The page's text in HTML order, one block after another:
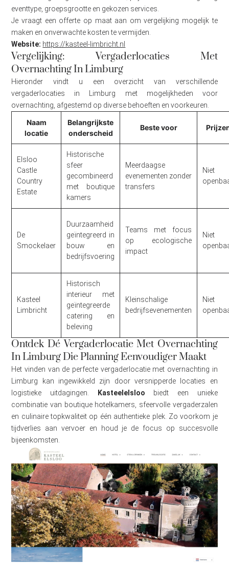
eventtype, groepsgrootte en gekozen services.
Je vraagt een offerte op maat aan om vergelijking mogelijk te
maken en onverwachte kosten te vermijden.
Website: https://kasteel-limbricht.nl
Vergelijking: Vergaderlocaties Met
Overnachting In Limburg
Hieronder vindt u een overzicht van verschillende
vergaderlocaties in Limburg met mogelijkheden voor
overnachting, afgestemd op diverse behoeften en voorkeuren.
Naam
locatie
Belangrijkste
onderscheid
Beste voor
Elsloo
Castle
Country
Estate
Historische
sfeer
gecombineerd
met boutique
kamers
Meerdaagse
evenementen zonder
transfers
Niet
De
Smockelaer
Duurzaamheid
geïntegreerd in
bouw en
bedrijfsvoering
Teams met focus
op ecologische
impact
Niet
Kasteel
Limbricht
Historisch
interieur met
geïntegreerde
catering en
beleving
Kleinschalige
bedrijfsevenementen
Niet
Ontdek Dé Vergaderlocatie Met Overnachting
In Limburg Die Planning Eenvoudiger Maakt
Het vinden van de perfecte vergaderlocatie met overnachting in
Limburg kan ingewikkeld zijn door versnipperde locaties en
logistieke uitdagingen. Kasteelelsloo biedt een unieke
combinatie van boutique hotelkamers, sfeervolle vergaderzalen
en culinaire topkwaliteit op één authentieke plek. Zo voorkom je
tijdverlies aan vervoer en houd je de focus op succesvolle
bijeenkomsten.